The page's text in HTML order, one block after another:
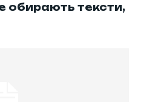
обирають тексти,